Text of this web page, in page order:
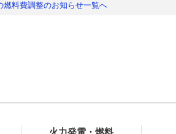
燃料費調整のお知らせ一覧へ
火力発電・燃料